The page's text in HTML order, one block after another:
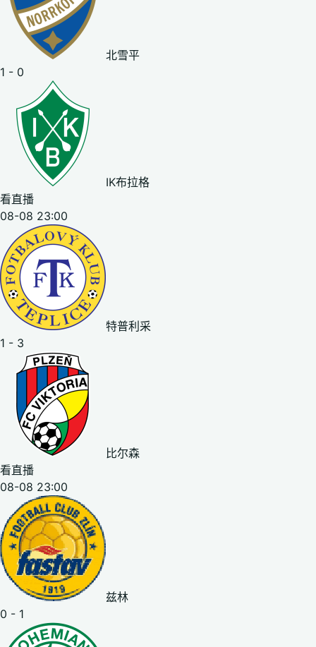
北雪平
1 - 0
IK布拉格
看直播
08-08 23:00
特普利采
1 - 3
比尔森
看直播
08-08 23:00
兹林
0 - 1